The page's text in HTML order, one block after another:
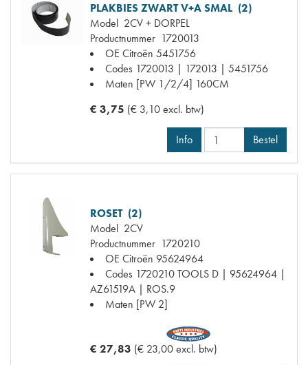
PLAKBIES ZWART V+A SMAL (2)
Model 2CV + DORPEL
Productnummer 1720013
OE Citroën 5451756
Codes 1720013 | 172013 | 5451756
Maten [PW 1/2/4] 160CM
€ 3,75 (€ 3,10 excl. btw)
Info Bestel
ROSET (2)
Model 2CV
Productnummer 1720210
OE Citroën 95624964
Codes 1720210 TOOLS D | 95624964 |
AZ61519A | ROS.9
Maten [PW 2]
€ 27,83 (€ 23,00 excl. btw)